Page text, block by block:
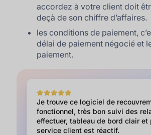
accordez à votre client doit
deçà de son chiffre d’affaires.
les conditions de paiement,
délai de paiement négocié et
paiement.
Je trouve ce logiciel de
fonctionnel, très bon suivi des
effectuer, tableau de bord clair et
service client est réactif.